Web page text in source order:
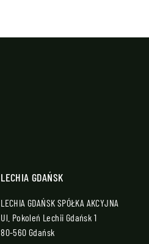
LECHIA GDAŃSK
LECHIA GDAŃSK SPÓŁKA AKCYJNA
Ul. Pokoleń Lechii Gdańsk 1
80-560 Gdańsk